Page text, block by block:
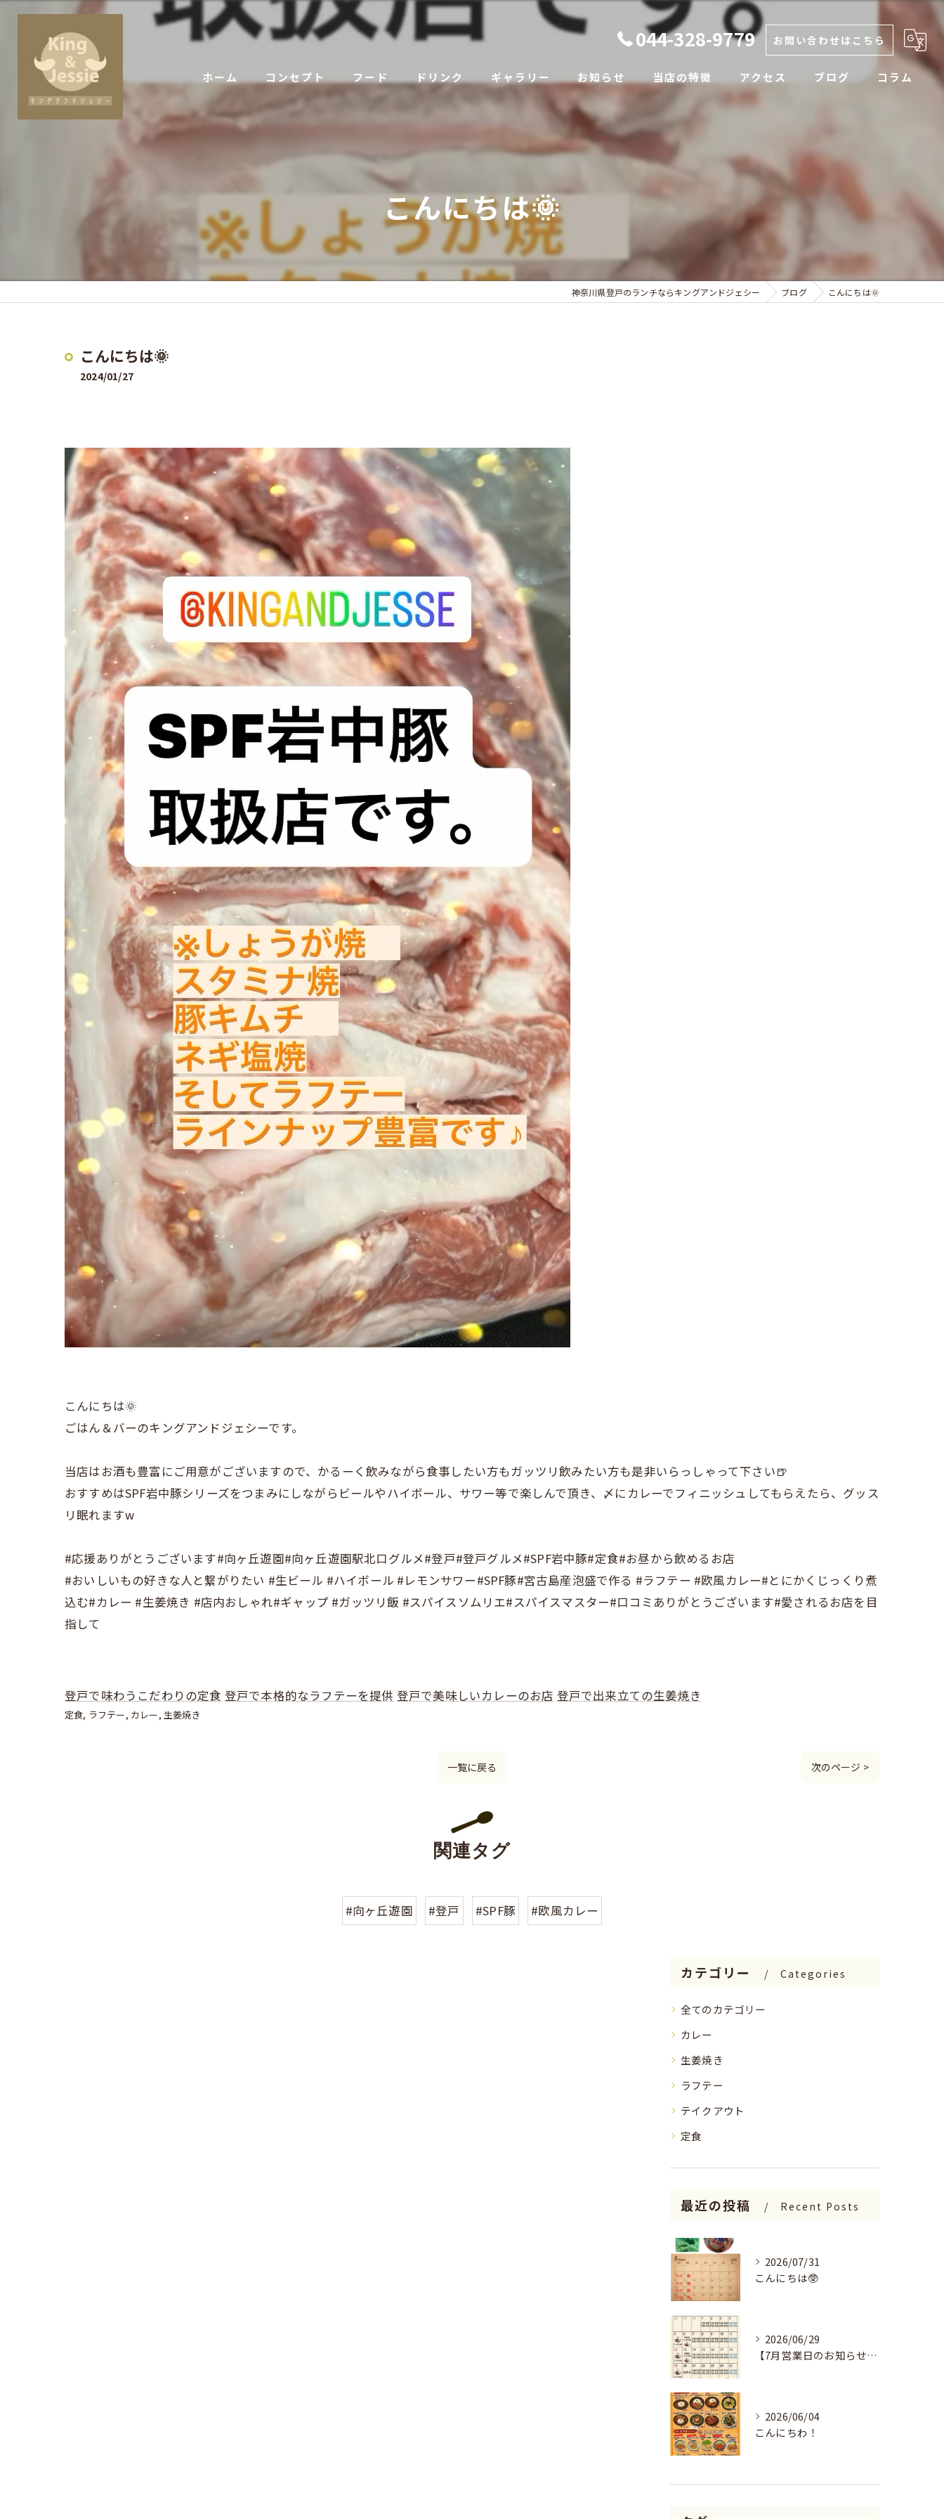
044-328-9779 お問い合わせはこちら
ホーム コンセプト フード ドリンク ギャラリー お知らせ 当店の特徴
生姜焼き
テイクアウト
定食
アクセス ブログ コラム
こんにちは🌞
神奈川県登戸のランチならキングアンドジェシー ブログ こんにちは🌞
こんにちは🌞
2024/01/27
こんにちは🌞
ごはん＆バーのキングアンドジェシーです。
当店はお酒も豊富にご用意がございますので、かるーく飲みながら食事したい方もガッツリ飲みたい方も是非いらっしゃって下さい🍺
おすすめはSPF岩中豚シリーズをつまみにしながらビールやハイボール、サワー等で楽しんで頂き、〆にカレーでフィニッシュしてもらえたら、グッス
リ眠れますw
#応援ありがとうございます#向ヶ丘遊園#向ヶ丘遊園駅北口グルメ#登戸#登戸グルメ#SPF岩中豚#定食#お昼から飲めるお店
#おいしいもの好きな人と繋がりたい #生ビール #ハイボール #レモンサワー#SPF豚#宮古島産泡盛で作る #ラフテー #欧風カレー#とにかくじっくり煮
込む#カレー #生姜焼き #店内おしゃれ#ギャップ #ガッツリ飯 #スパイスソムリエ#スパイスマスター#口コミありがとうございます#愛されるお店を目
指して
登戸で味わうこだわりの定食 登戸で本格的なラフテーを提供 登戸で美味しいカレーのお店 登戸で出来立ての生姜焼き
定食 ラフテー カレー 生姜焼き
一覧に戻る 次のページ >
関連タグ
#向ヶ丘遊園 #登戸 #SPF豚 #欧風カレー
カテゴリー Categories
全てのカテゴリー
カレー
生姜焼き
ラフテー
テイクアウト
定食
最近の投稿 Recent Posts
2026/07/31
こんにちは🥸
2026/06/29
【7月営業日のお知らせ🌻】
2026/06/04
こんにちわ！